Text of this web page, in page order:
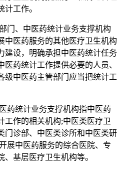
工作。
门、中医药统计业务支撑机构
中医药服务的其他医疗卫生机构
建设，明确承担中医药统计任务
药统计工作提供必要的人员、
级中医药主管部门应当把统计工
药统计业务支撑机构指中医药
工作的相关机构;中医类医疗卫
门诊部、中医类诊所和中医类研
展中医药服务的综合医院、专
基层医疗卫生机构等。